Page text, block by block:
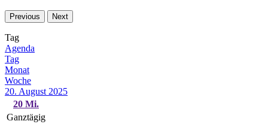
Previous Next
Tag
Agenda
Tag
Monat
Woche
20. August 2025
20 Mi.
Ganztägig